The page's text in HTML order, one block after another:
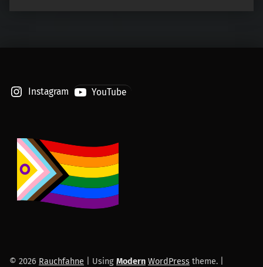
Instagram YouTube
© 2026 Rauchfahne Using Modern WordPress theme.